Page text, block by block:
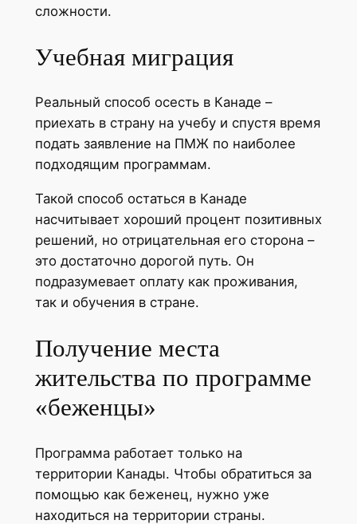
сложности.
Учебная миграция
Реальный способ осесть в Канаде –
приехать в страну на учебу и спустя время
подать заявление на ПМЖ по наиболее
подходящим программам.
Такой способ остаться в Канаде
насчитывает хороший процент позитивных
решений, но отрицательная его сторона –
это достаточно дорогой путь. Он
подразумевает оплату как проживания,
так и обучения в стране.
Получение места
жительства по программе
«беженцы»
Программа работает только на
территории Канады. Чтобы обратиться за
помощью как беженец, нужно уже
находиться на территории страны.